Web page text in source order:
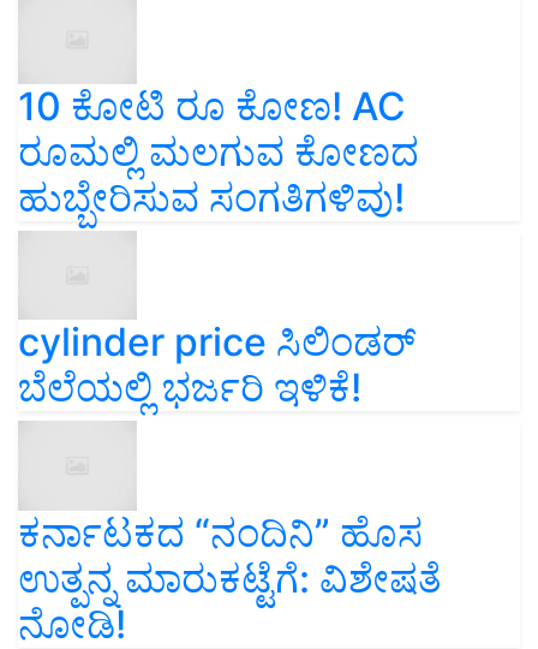
10 ಕೋಟಿ ರೂ ಕೋಣ! AC
ರೂಮಲ್ಲಿ ಮಲಗುವ ಕೋಣದ
ಹುಬ್ಬೇರಿಸುವ ಸಂಗತಿಗಳಿವು!
cylinder price ಸಿಲಿಂಡರ್‌
ಬೆಲೆಯಲ್ಲಿ ಭರ್ಜರಿ ಇಳಿಕೆ!
ಕರ್ನಾಟಕದ “ನಂದಿನಿ” ಹೊಸ
ಉತ್ಪನ್ನ ಮಾರುಕಟ್ಟೆಗೆ: ವಿಶೇಷತೆ
ನೋಡಿ!